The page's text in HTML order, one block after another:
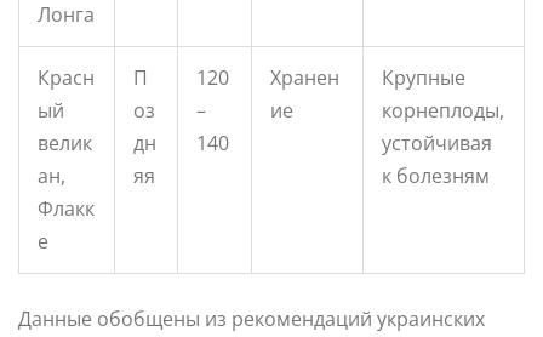
Лонга
Красн
ый
велик
ан,
Флакк
е
П
оз
дн
яя
120
–
140
Хранен
ие
Крупные
корнеплоды,
устойчивая
к болезням
Данные обобщены из рекомендаций украинских